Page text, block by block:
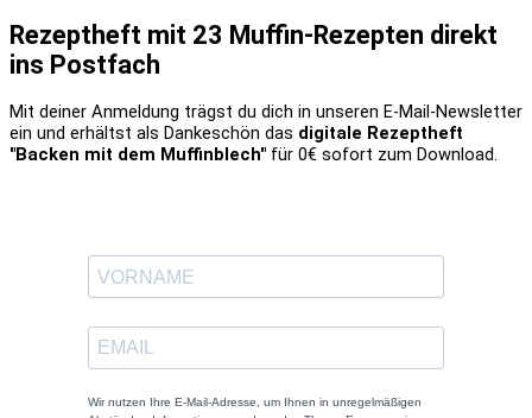
Rezeptheft mit 23 Muffin-Rezepten direkt
ins Postfach
Mit deiner Anmeldung trägst du dich in unseren E-Mail-Newsletter
ein und erhältst als Dankeschön das digitale Rezeptheft
"Backen mit dem Muffinblech" für 0€ sofort zum Download.
Wir nutzen Ihre E-Mail-Adresse, um Ihnen in unregelmäßigen